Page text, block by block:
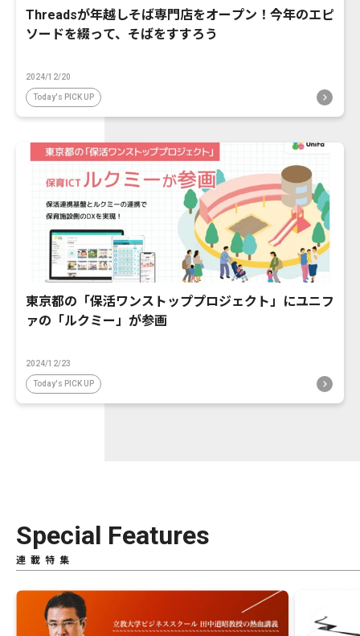
Threadsが年越しそば専門店をオープン！今年のエピ
ソードを綴って、そばをすすろう
2024/12/20
Today's PICK UP
東京都の「保活ワンストッププロジェクト」にユニフ
ァの「ルクミー」が参画
2024/12/23
Today's PICK UP
Special Features
連載特集